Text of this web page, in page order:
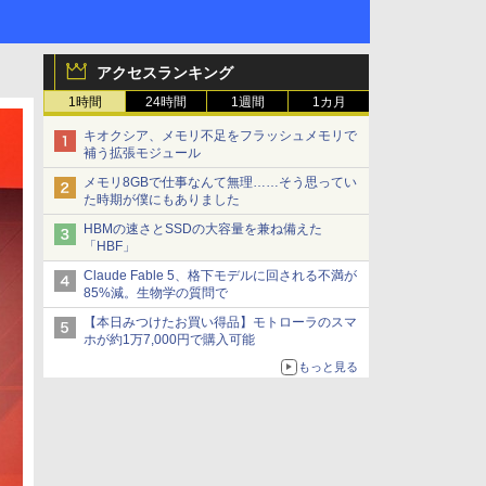
アクセスランキング
1時間 24時間 1週間 1カ月
キオクシア、メモリ不足をフラッシュメモリで
補う拡張モジュール
メモリ8GBで仕事なんて無理……そう思ってい
た時期が僕にもありました
HBMの速さとSSDの大容量を兼ね備えた
「HBF」
Claude Fable 5、格下モデルに回される不満が
85%減。生物学の質問で
【本日みつけたお買い得品】モトローラのスマ
ホが約1万7,000円で購入可能
もっと見る